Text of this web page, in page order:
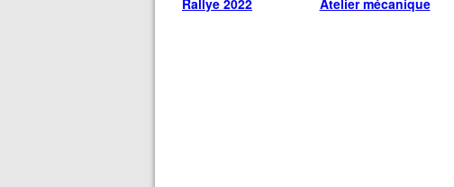
Rallye 2022
Atelier mécanique